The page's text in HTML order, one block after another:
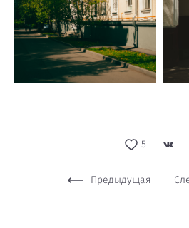
5
Предыдущая